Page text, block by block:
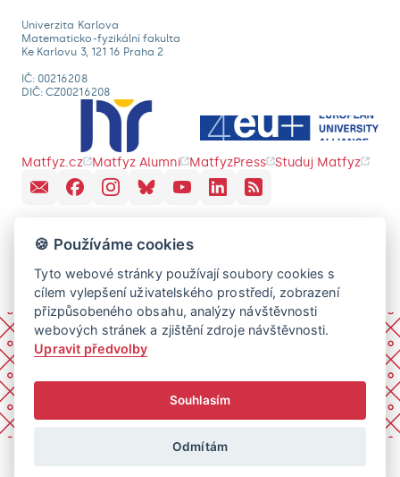
Univerzita Karlova
Matematicko-fyzikální fakulta
Ke Karlovu 3, 121 16 Praha 2
IČ: 00216208
DIČ: CZ00216208
Matfyz.cz Matfyz Alumni MatfyzPress Studuj Matfyz
🍪 Používáme cookies
Tyto webové stránky používají soubory cookies s
cílem vylepšení uživatelského prostředí, zobrazení
přizpůsobeného obsahu, analýzy návštěvnosti
webových stránek a zjištění zdroje návštěvnosti.
Upravit předvolby
Souhlasím
Odmítám